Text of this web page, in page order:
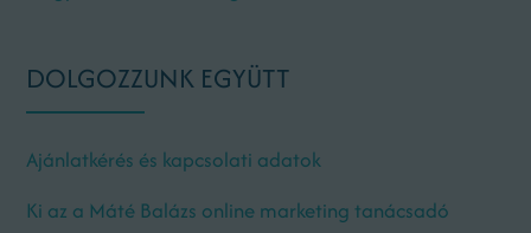
DOLGOZZUNK EGYÜTT
Ajánlatkérés és kapcsolati adatok
Ki az a Máté Balázs online marketing tanácsadó